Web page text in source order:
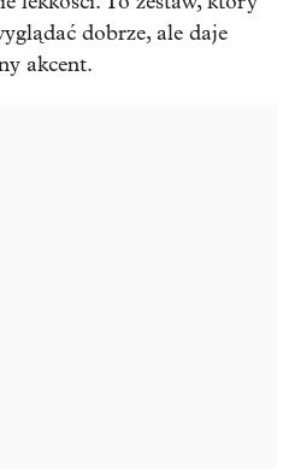
dobrze, ale daje
akcent.